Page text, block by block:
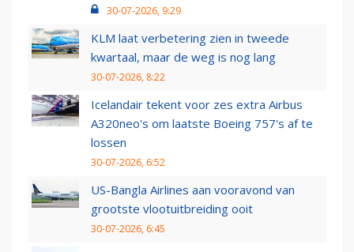
30-07-2026, 9:29
KLM laat verbetering zien in tweede
kwartaal, maar de weg is nog lang
30-07-2026, 8:22
Icelandair tekent voor zes extra Airbus
A320neo's om laatste Boeing 757's af te
lossen
30-07-2026, 6:52
US-Bangla Airlines aan vooravond van
grootste vlootuitbreiding ooit
30-07-2026, 6:45